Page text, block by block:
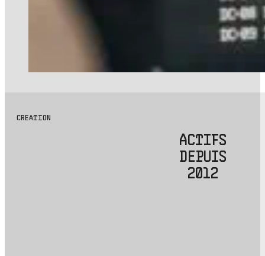
CREATION
ACTIFS
DEPUIS
2012